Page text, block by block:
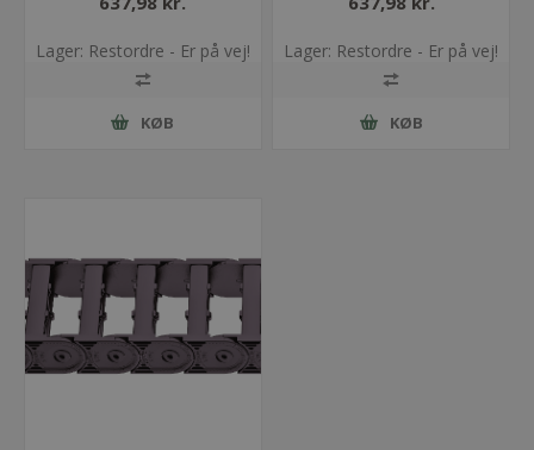
Lager: Restordre - Er på vej!
KØB
Lager: Restordre - Er på vej!
KØB